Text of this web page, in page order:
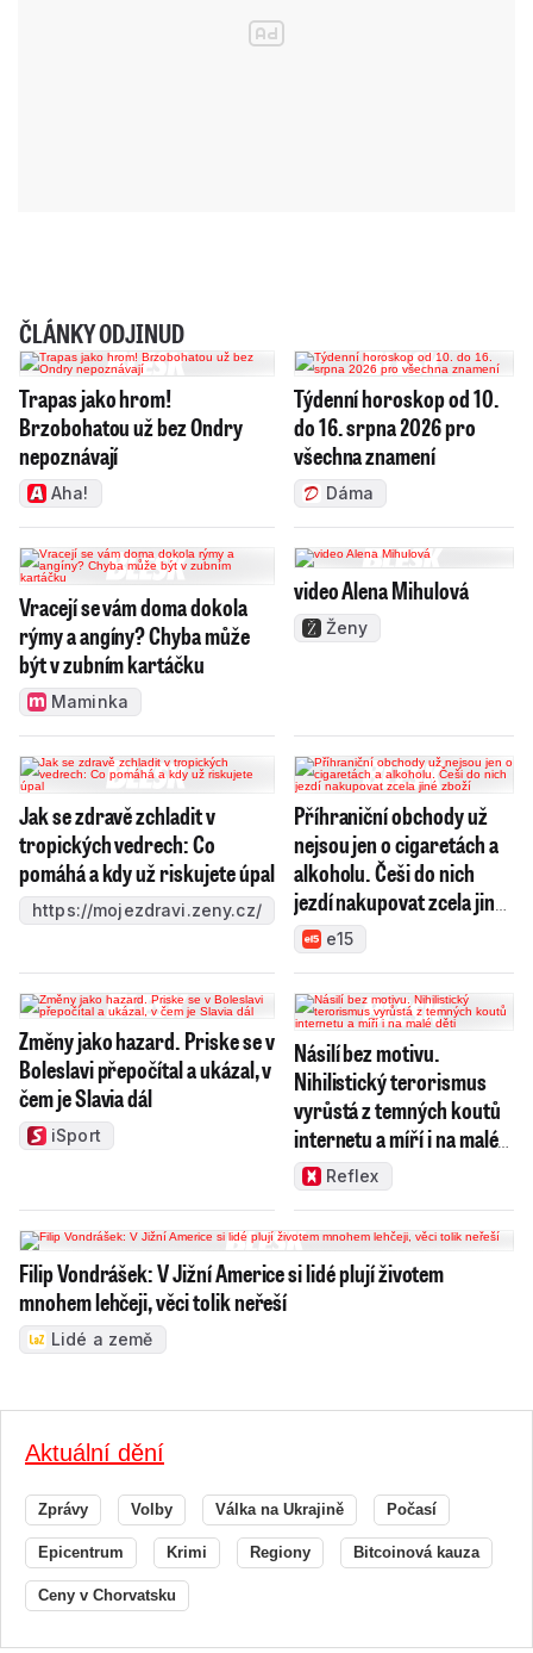
ČLÁNKY ODJINUD
Trapas jako hrom!
Brzobohatou už bez Ondry
nepoznávají
Aha!
Týdenní horoskop od 10.
do 16. srpna 2026 pro
všechna znamení
Dáma
Vracejí se vám doma dokola
rýmy a angíny? Chyba může
být v zubním kartáčku
Maminka
video Alena Mihulová
Ženy
Jak se zdravě zchladit v
tropických vedrech: Co
pomáhá a kdy už riskujete úpal
https://mojezdravi.zeny.cz/
Příhraniční obchody už
nejsou jen o cigaretách a
alkoholu. Češi do nich
jezdí nakupovat zcela jiné
zbožíe15
Změny jako hazard. Priske se v
Boleslavi přepočítal a ukázal, v
čem je Slavia dál
iSport
Násilí bez motivu.
Nihilistický terorismus
vyrůstá z temných koutů
internetu a míří i na malé
dětiReflex
Filip Vondrášek: V Jižní Americe si lidé plují životem
mnohem lehčeji, věci tolik neřeší
Lidé a země
Aktuální dění
Zprávy Volby Válka na Ukrajině Počasí
Epicentrum Krimi Regiony Bitcoinová kauza
Ceny v Chorvatsku